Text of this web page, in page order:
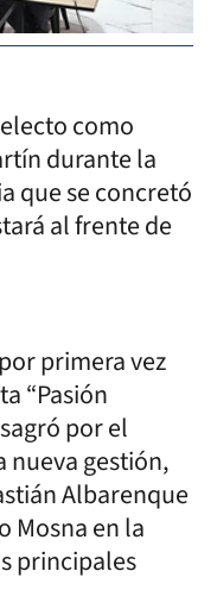
como
durante la
que se concretó
al frente de
primera vez
“Pasión
por el
nueva gestión,
Albarenque
Mosna en la
principales